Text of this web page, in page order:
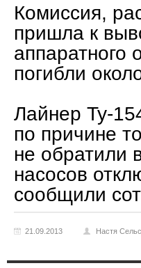
Комиссия,
пришла к
аппаратного
погибли
Лайнер Ту-
по причине
не обратили
насосов
сообщили
21.09.2013 Настя